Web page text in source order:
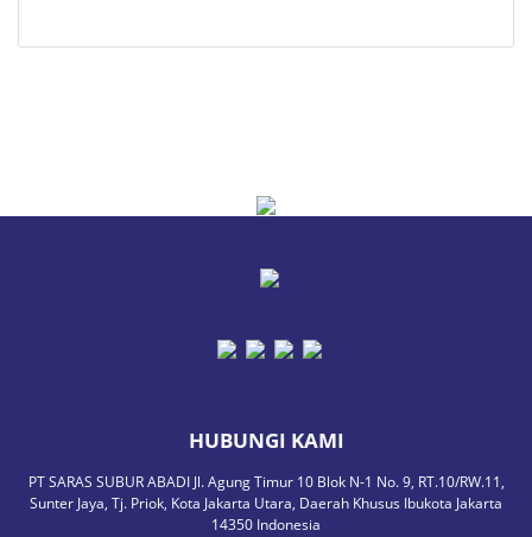
HUBUNGI KAMI
PT SARAS SUBUR ABADI Jl. Agung Timur 10 Blok N-1 No. 9, RT.10/RW.11,
Sunter Jaya, Tj. Priok, Kota Jakarta Utara, Daerah Khusus Ibukota Jakarta
14350 Indonesia